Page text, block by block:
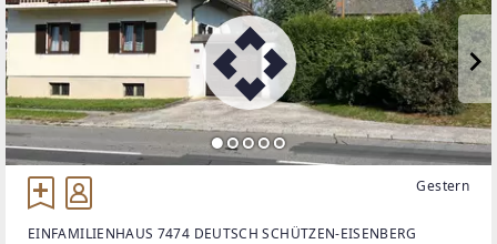
Gestern
EINFAMILIENHAUS 7474 DEUTSCH SCHÜTZEN-EISENBERG